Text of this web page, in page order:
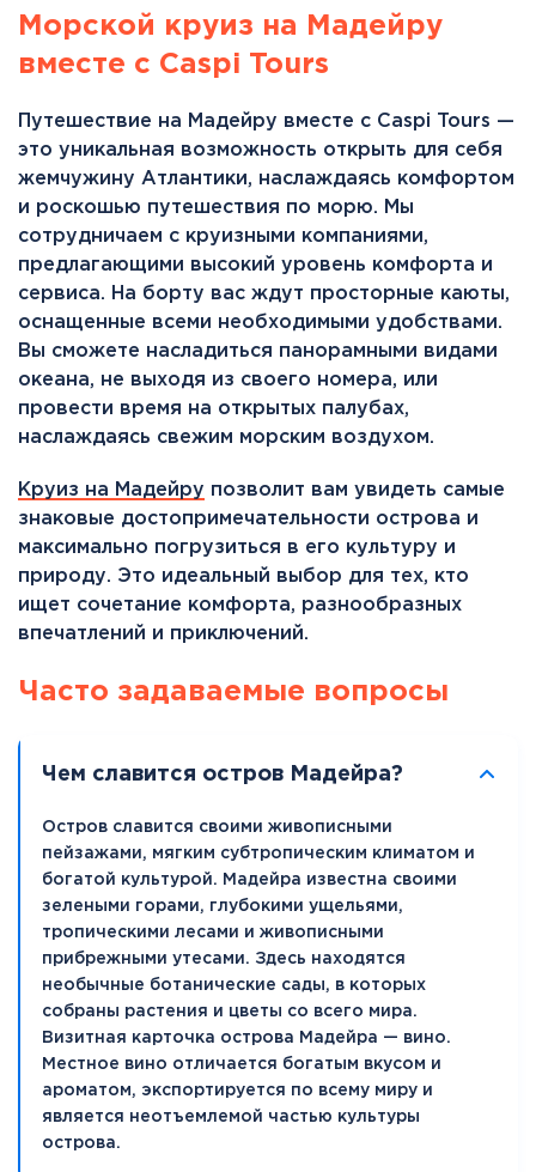
Морской круиз на Мадейру
вместе с Caspi Tours
Путешествие на Мадейру вместе с Caspi Tours —
это уникальная возможность открыть для себя
жемчужину Атлантики, наслаждаясь комфортом
и роскошью путешествия по морю. Мы
сотрудничаем с круизными компаниями,
предлагающими высокий уровень комфорта и
сервиса. На борту вас ждут просторные каюты,
оснащенные всеми необходимыми удобствами.
Вы сможете насладиться панорамными видами
океана, не выходя из своего номера, или
провести время на открытых палубах,
наслаждаясь свежим морским воздухом.
Круиз на Мадейру позволит вам увидеть самые
знаковые достопримечательности острова и
максимально погрузиться в его культуру и
природу. Это идеальный выбор для тех, кто
ищет сочетание комфорта, разнообразных
впечатлений и приключений.
Часто задаваемые вопросы
Чем славится остров Мадейра?
Остров славится своими живописными
пейзажами, мягким субтропическим климатом и
богатой культурой. Мадейра известна своими
зелеными горами, глубокими ущельями,
тропическими лесами и живописными
прибрежными утесами. Здесь находятся
необычные ботанические сады, в которых
собраны растения и цветы со всего мира.
Визитная карточка острова Мадейра — вино.
Местное вино отличается богатым вкусом и
ароматом, экспортируется по всему миру и
является неотъемлемой частью культуры
острова.